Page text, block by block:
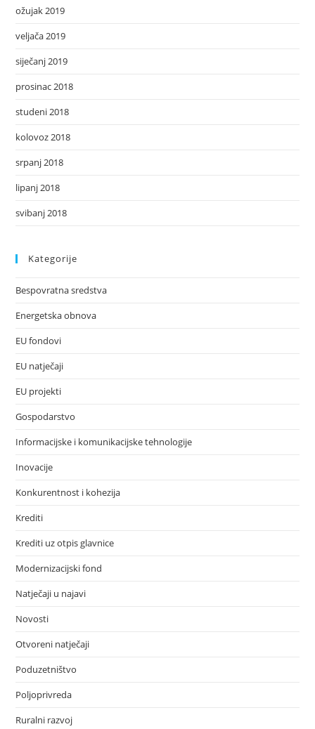
ožujak 2019
veljača 2019
siječanj 2019
prosinac 2018
studeni 2018
kolovoz 2018
srpanj 2018
lipanj 2018
svibanj 2018
Kategorije
Bespovratna sredstva
Energetska obnova
EU fondovi
EU natječaji
EU projekti
Gospodarstvo
Informacijske i komunikacijske tehnologije
Inovacije
Konkurentnost i kohezija
Krediti
Krediti uz otpis glavnice
Modernizacijski fond
Natječaji u najavi
Novosti
Otvoreni natječaji
Poduzetništvo
Poljoprivreda
Ruralni razvoj